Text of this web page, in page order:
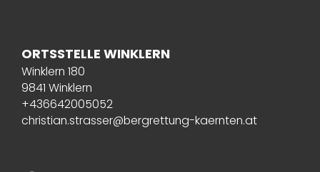
ORTSSTELLE WINKLERN
Winklern 180
9841 Winklern
+436642005052
christian.strasser@bergrettung-kaernten.at